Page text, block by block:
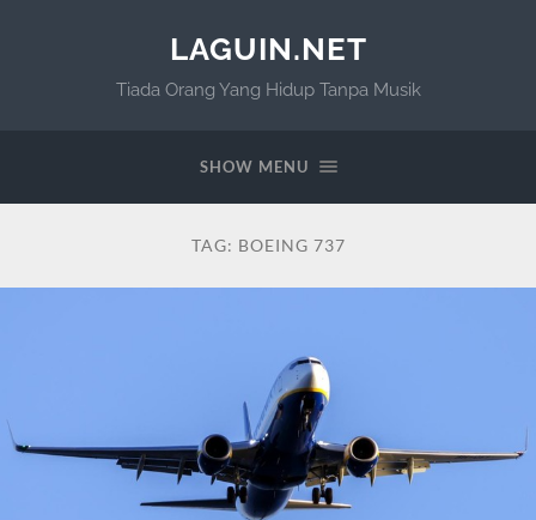
LAGUIN.NET
Tiada Orang Yang Hidup Tanpa Musik
SHOW MENU
TAG: BOEING 737